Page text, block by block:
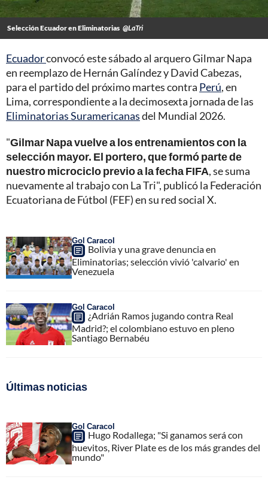
Selección Ecuador en Eliminatorias @LaTri
Ecuadorconvocó este sábado al arquero Gilmar Napa
en reemplazo de Hernán Galíndez y David Cabezas,
para el partido del próximo martes contra Perú, en
Lima, correspondiente a la decimosexta jornada de las
Eliminatorias Suramericanasdel Mundial 2026.
"Gilmar Napa vuelve a los entrenamientos con la
selección mayor. El portero, que formó parte de
nuestro microciclo previo a la fecha FIFA, se suma
nuevamente al trabajo con La Tri", publicó la Federación
Ecuatoriana de Fútbol (FEF) en su red social X.
Gol Caracol
Bolivia y una grave denuncia en
Eliminatorias; selección vivió 'calvario' en
Venezuela
Gol Caracol
¿Adrián Ramos jugando contra Real
Madrid?; el colombiano estuvo en pleno
Santiago Bernabéu
Últimas noticias
Gol Caracol
Hugo Rodallega; "Si ganamos será con
huevitos, River Plate es de los más grandes del
mundo"